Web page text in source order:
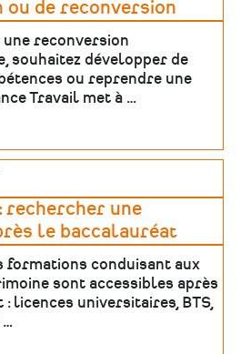
ou de reconversion
une reconversion
souhaitez développer de
ou reprendre une
Travail met à …
rechercher une
le baccalauréat
formations conduisant aux
sont accessibles après
licences universitaires, BTS,
…